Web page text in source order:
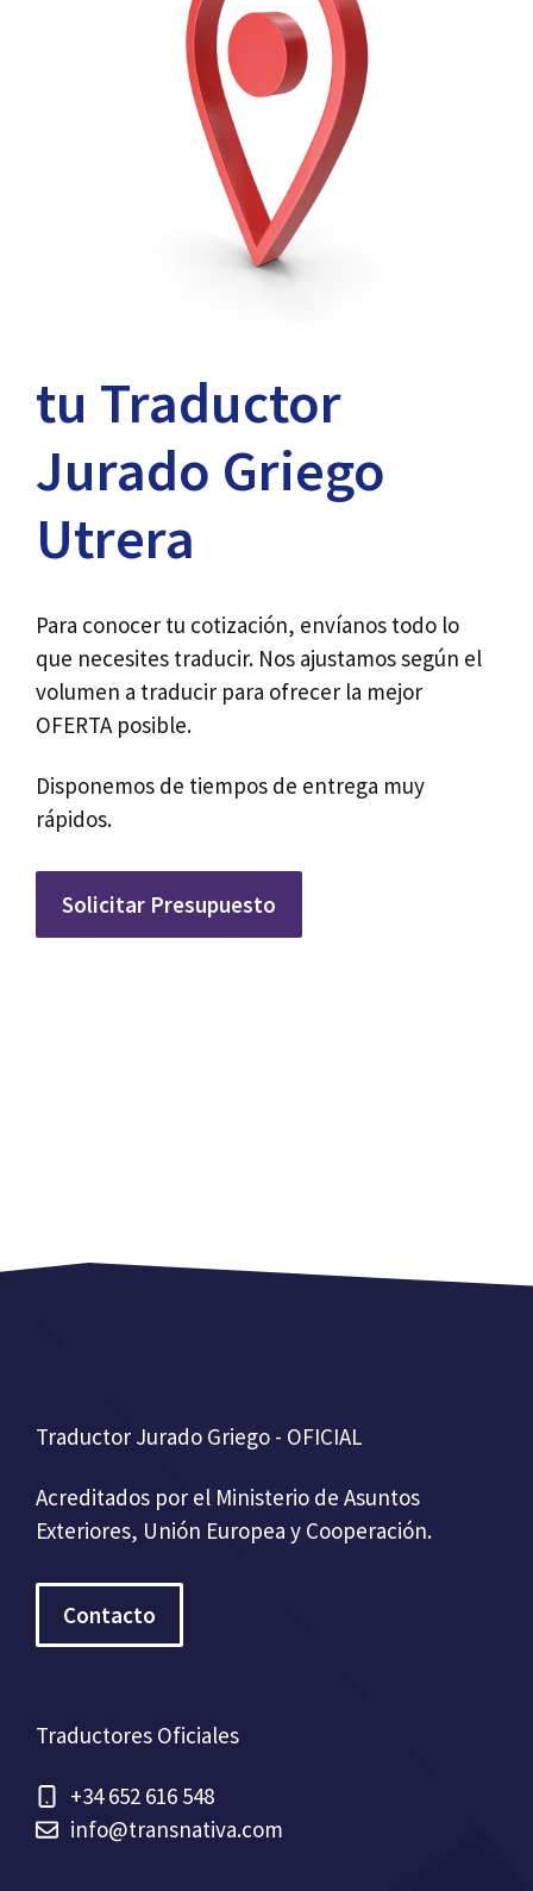
tu Traductor
Jurado Griego
Utrera
Para conocer tu cotización, envíanos todo lo
que necesites traducir. Nos ajustamos según el
volumen a traducir para ofrecer la mejor
OFERTA posible.
Disponemos de tiempos de entrega muy
rápidos.
Solicitar Presupuesto
Traductor Jurado Griego - OFICIAL
Acreditados por el Ministerio de Asuntos
Exteriores, Unión Europea y Cooperación.
Contacto
Traductores Oficiales
+34 652 616 548
info@transnativa.com